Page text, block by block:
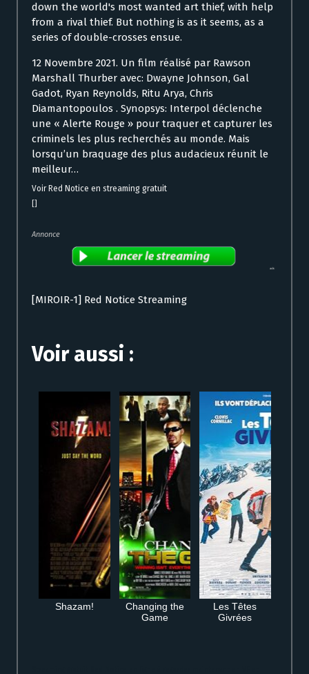
down the world's most wanted art thief, with help
from a rival thief. But nothing is as it seems, as a
series of double-crosses ensue.
12 Novembre 2021. Un film réalisé par Rawson
Marshall Thurber avec: Dwayne Johnson, Gal
Gadot, Ryan Reynolds, Ritu Arya, Chris
Diamantopoulos . Synopsys: Interpol déclenche
une « Alerte Rouge » pour traquer et capturer les
criminels les plus recherchés au monde. Mais
lorsqu’un braquage des plus audacieux réunit le
meilleur…
Voir Red Notice en streaming gratuit
Annonce
[MIROIR-1] Red Notice Streaming
Voir aussi :
Shazam!
Changing the
Game
Les Têtes
Givrées